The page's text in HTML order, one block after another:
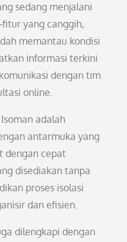
sedang menjalani
yang canggih,
memantau kondisi
informasi terkini
dengan tim
online.
adalah
antarmuka yang
dengan cepat
disediakan tanpa
proses isolasi
dan efisien.
dilengkapi dengan